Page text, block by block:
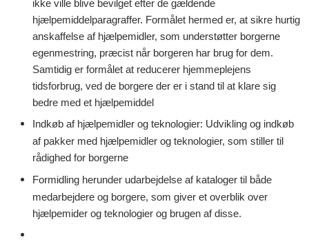
ikke ville blive bevilget efter de gældende
hjælpemiddelparagraffer. Formålet hermed er, at sikre hurtig
anskaffelse af hjælpemidler, som understøtter borgerne
egenmestring, præcist når borgeren har brug for dem.
Samtidig er formålet at reducerer hjemmeplejens
tidsforbrug, ved de borgere der er i stand til at klare sig
bedre med et hjælpemiddel
Indkøb af hjælpemidler og teknologier: Udvikling og indkøb
af pakker med hjælpemidler og teknologier, som stiller til
rådighed for borgerne
Formidling herunder udarbejdelse af kataloger til både
medarbejdere og borgere, som giver et overblik over
hjælpemider og teknologier og brugen af disse.